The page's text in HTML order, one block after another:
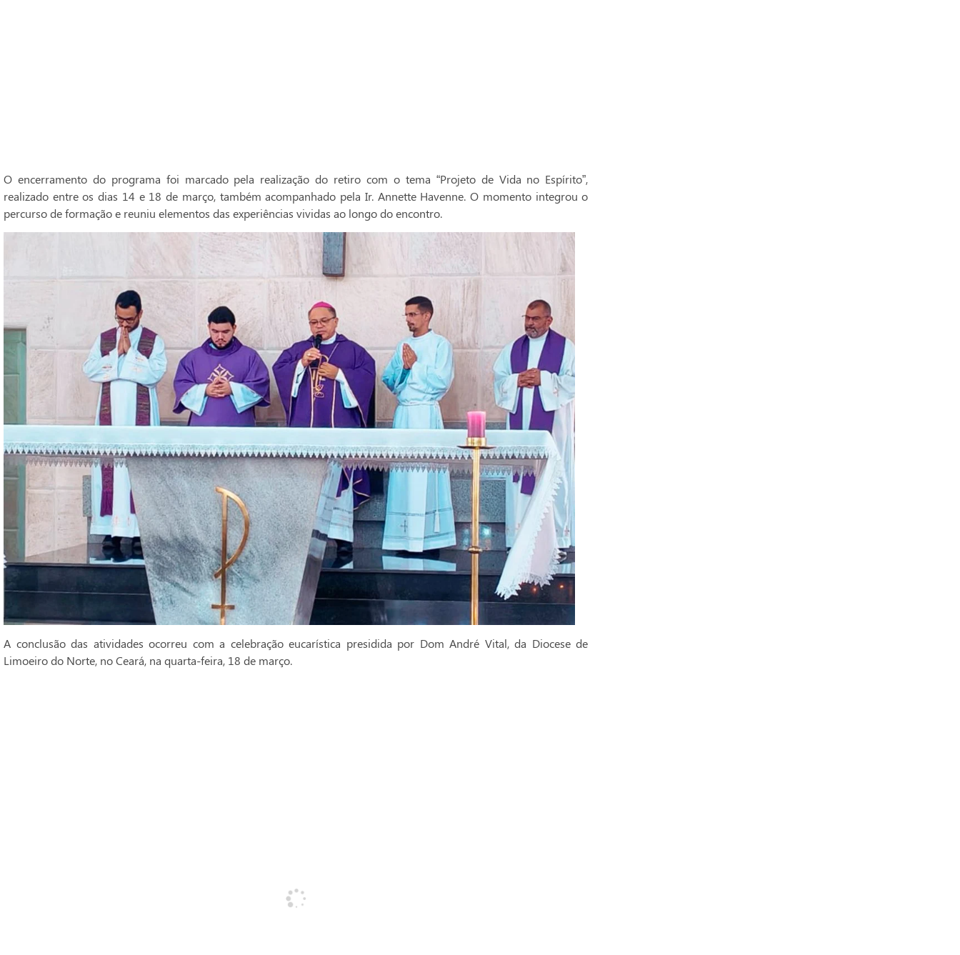
O encerramento do programa foi marcado pela realização do retiro com o tema “Projeto de Vida no Espírito”,
realizado entre os dias 14 e 18 de março, também acompanhado pela Ir. Annette Havenne. O momento integrou o
percurso de formação e reuniu elementos das experiências vividas ao longo do encontro.
A conclusão das atividades ocorreu com a celebração eucarística presidida por Dom André Vital, da Diocese de
Limoeiro do Norte, no Ceará, na quarta-feira, 18 de março.